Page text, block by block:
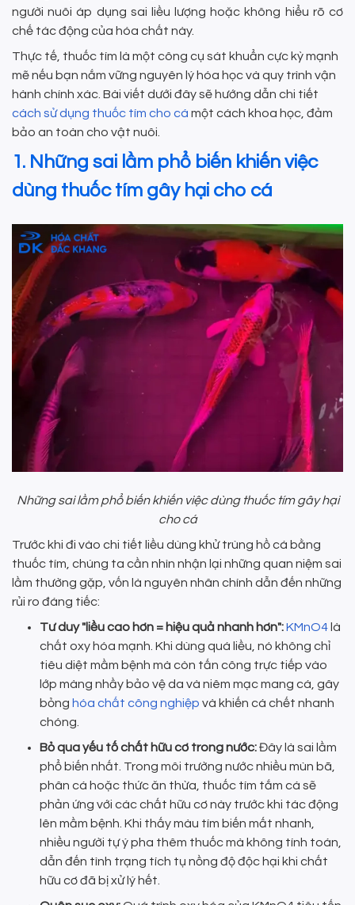
người nuôi áp dụng sai liều lượng hoặc không hiểu rõ cơ
chế tác động của hóa chất này.
Thực tế, thuốc tím là một công cụ sát khuẩn cực kỳ mạnh
mẽ nếu bạn nắm vững nguyên lý hóa học và quy trình vận
hành chính xác. Bài viết dưới đây sẽ hướng dẫn chi tiết
cách sử dụng thuốc tím cho cá một cách khoa học, đảm
bảo an toàn cho vật nuôi.
1. Những sai lầm phổ biến khiến việc
dùng thuốc tím gây hại cho cá
Những sai lầm phổ biến khiến việc dùng thuốc tím gây hại
cho cá
Trước khi đi vào chi tiết liều dùng khử trùng hồ cá bằng
thuốc tím, chúng ta cần nhìn nhận lại những quan niệm sai
lầm thường gặp, vốn là nguyên nhân chính dẫn đến những
rủi ro đáng tiếc:
Tư duy "liều cao hơn = hiệu quả nhanh hơn":KMnO4 là
chất oxy hóa mạnh. Khi dùng quá liều, nó không chỉ
tiêu diệt mầm bệnh mà còn tấn công trực tiếp vào
lớp màng nhầy bảo vệ da và niêm mạc mang cá, gây
bỏng hóa chất công nghiệp và khiến cá chết nhanh
chóng.
Bỏ qua yếu tố chất hữu cơ trong nước:Đây là sai lầm
phổ biến nhất. Trong môi trường nước nhiều mùn bã,
phân cá hoặc thức ăn thừa, thuốc tím tắm cá sẽ
phản ứng với các chất hữu cơ này trước khi tác động
lên mầm bệnh. Khi thấy màu tím biến mất nhanh,
nhiều người tự ý pha thêm thuốc mà không tính toán,
dẫn đến tình trạng tích tụ nồng độ độc hại khi chất
hữu cơ đã bị xử lý hết.